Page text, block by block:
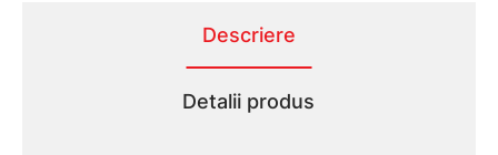
Descriere
Detalii produs